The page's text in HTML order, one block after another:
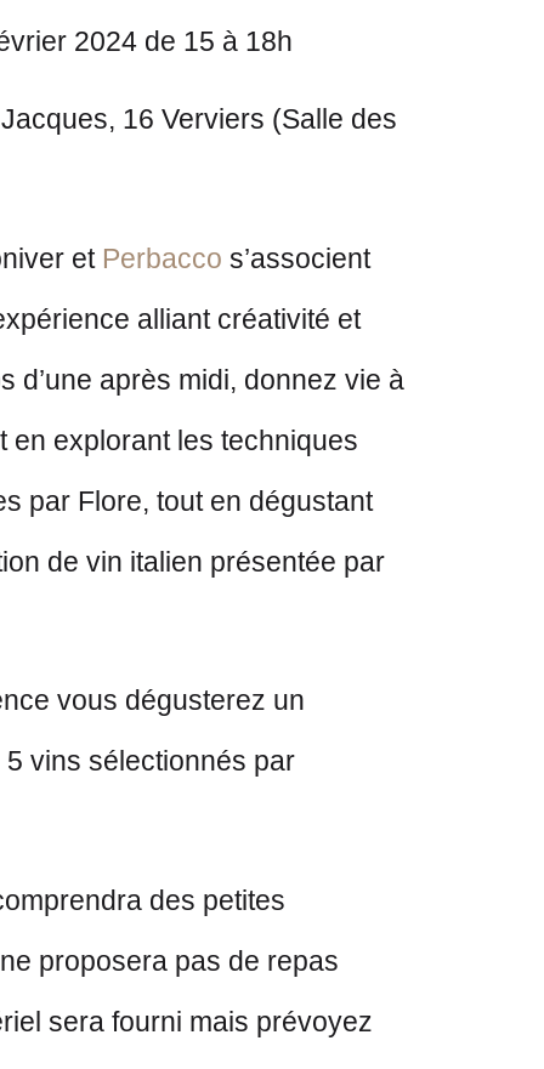
2024 de 15 à 18h
16 Verviers (Salle des
et Perbacco s’associent
alliant créativité et
d’une après midi, donnez vie à
en explorant les techniques
par Flore, tout en dégustant
de vin italien présentée par
vous dégusterez un
vins sélectionnés par
des petites
proposera pas de repas
sera fourni mais prévoyez